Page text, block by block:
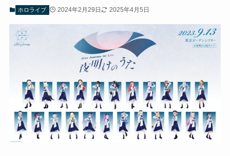
ホロライブ 2024年2月29日 2025年4月5日